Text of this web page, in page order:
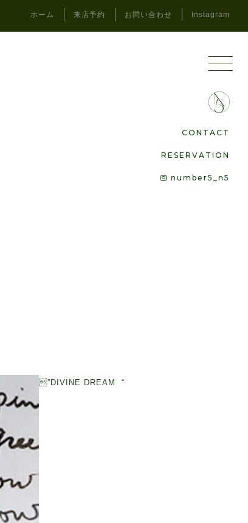
ホーム 来店予約 お問い合わせ instagram
CONTACT
RESERVATION
number5_n5
”DIVINE DREAM “